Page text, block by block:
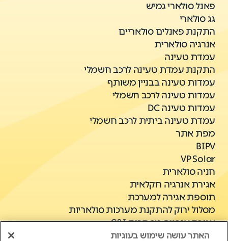
פאנל סולארי גמיש
גג סולארי
התקנת פאנלים סולאריים
אנרגיה סולארית
עמדת טעינה
התקנת עמדת טעינה לרכב חשמלי
עמדות טעינה בבניין משותף
עמדות טעינה לרכב חשמלי
עמדות טעינה DC
עמדת טעינה ביתית לרכב חשמלי
מפת אתר
BIPV
VP Solar
חניה סולארית
אגירת אנרגיה חקלאית
תוספת אגירה למערכת
מסלול ירוק להתקנת מערכות סולאריות
אגירת אנרגיה מסחרית C&I
האתר עושה שימוש בעוגיות